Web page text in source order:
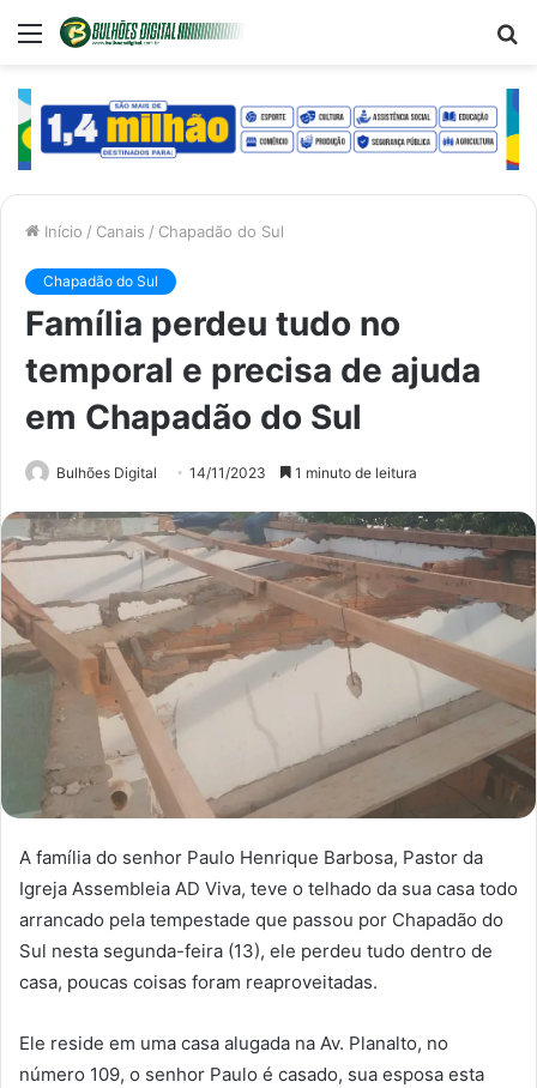
Menu
Início / Canais / Chapadão do Sul
Chapadão do Sul
Família perdeu tudo no
temporal e precisa de ajuda
em Chapadão do Sul
Bulhões Digital 14/11/2023 1 minuto de leitura
A família do senhor Paulo Henrique Barbosa, Pastor da
Igreja Assembleia AD Viva, teve o telhado da sua casa todo
arrancado pela tempestade que passou por Chapadão do
Sul nesta segunda-feira (13), ele perdeu tudo dentro de
casa, poucas coisas foram reaproveitadas.
Ele reside em uma casa alugada na Av. Planalto, no
número 109, o senhor Paulo é casado, sua esposa esta